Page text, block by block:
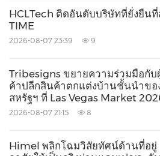
HCLTech ติดอันดับบริษัทที่ยั่งยืน
TIME
2026-08-07 23:39 9
Tribesigns ขยายความร่วมมือกับ
ค้าปลีกสินค้าตกแต่งบ้านชั้นนำขอ
สหรัฐฯ ที่ Las Vegas Market
2026-08-07 21:15 8
Himel พลิกโฉมวิสัยทัศน์ด้านที่อยู่